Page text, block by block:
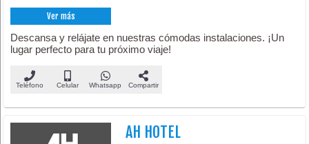
Ver más
Descansa y relájate en nuestras cómodas instalaciones. ¡Un
lugar perfecto para tu próximo viaje!
Teléfono Celular Whatsapp Compartir
AH HOTEL